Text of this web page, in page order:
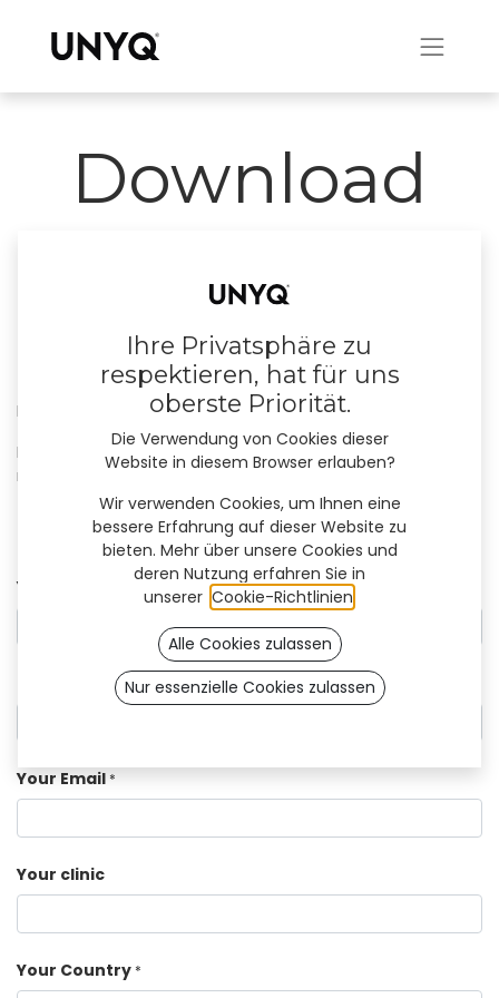
Download
the brochure
Discover all our designs ,coloursandshapes
Please use the form below to download our catalogue, no
registration required!
Your Name
Phone Number
Your Email*
Your clinic
Your Country *
Ihre Privatsphäre zu
respektieren, hat für uns
oberste Priorität.
Die Verwendung von Cookies dieser
Website in diesem Browser erlauben?
Wir verwenden Cookies, um Ihnen eine
bessere Erfahrung auf dieser Website zu
bieten. Mehr über unsere Cookies und
deren Nutzung erfahren Sie in
unserer Cookie-Richtlinien
Alle Cookies zulassen
Nur essenzielle Cookies zulassen